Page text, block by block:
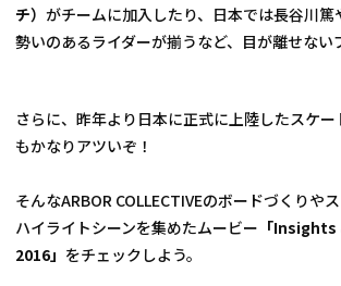
チ）がチームに加入したり、日本では長谷川篤
勢いのあるライダーが揃うなど、目が離せない
さらに、昨年より日本に正式に上陸したスケ
もかなりアツいぞ！
そんなARBOR COLLECTIVEのボードづくりや
ハイライトシーンを集めたムービー 「
2016」 をチェックしよう。